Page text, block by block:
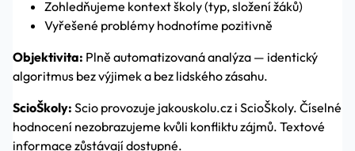
Zohledňujeme kontext školy (typ, složení žáků)
Vyřešené problémy hodnotíme pozitivně
Objektivita: Plně automatizovaná analýza — identický
algoritmus bez výjimek a bez lidského zásahu.
ScioŠkoly: Scio provozuje jakouskolu.cz i ScioŠkoly. Číselné
hodnocení nezobrazujeme kvůli konfliktu zájmů. Textové
informace zůstávají dostupné.